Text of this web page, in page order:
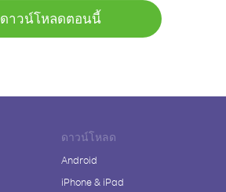
ดาวน์โหลดตอนนี้
ดาวน์โหลด
Android
iPhone & iPad